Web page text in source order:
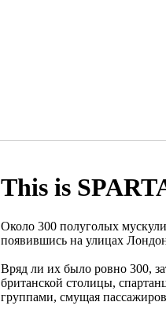
This is
Около 300 полуголых
появившись на улицах
Вряд ли их было ровно 300,
британской столицы,
группами, смущая